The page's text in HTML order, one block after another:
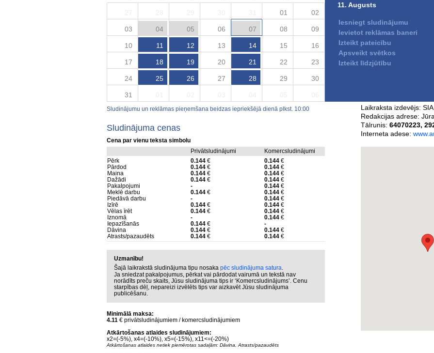
01 02
03 04 05 06 07 08 09
10 11 12 13 14 15 16
17 18 19 20 21 22 23
24 25 26 27 28 29 30
31
11. Augusts
Iesniegt sludinājumu
Ievietot reklāmas baneri
Izteikt pateicību
Apsveikt svētkos
Izteikt līdzjūtību
Sludinājumu un reklāmas pieņemšana beidzas iepriekšējā dienā plkst. 10:00
Sludinājuma cenas
Cena par vienu teksta simbolu
Privātsludinājumi
Komercsludinājumi
Pērk
0.144 € 0.144 €
Pārdod
0.144 € 0.144 €
Maina
0.144 € 0.144 €
Dažādi
0.144 € 0.144 €
Pakalpojumi
- 0.144 €
Meklē darbu
0.144 € 0.144 €
Piedāvā darbu
- 0.144 €
Izīrē
0.144 € 0.144 €
Vēlas īrēt
0.144 € 0.144 €
Iznomā
- 0.144 €
Iepazīšanās
0.144 €
-
Dāvina
0.144 € 0.144 €
Atrasts/pazaudēts
0.144 € 0.144 €
Uzmanību!
Šajā laikrakstā sludinājuma tipu nosaka pēc sludinājuma satura.
Ja sniedzat pakalpojumus, pērkat vai pārdodat vairumā un tekstā nav
norādīts preču skaits, Jūsu sludinājuma tips ir ‘Komercsludinājums’. Cenu
starpības dēļ, nepareizi izvēlēts tips var aizkavēt Jūsu sludinājuma
publicēšanu.
Minimālā maksa:
4.11 € privātsludinājumiem / komercsludinājumiem
Atkārtošanas atlaides sludinājumiem:
x2=(-5%), x4=(-10%), x5=(-15%), x11<=(-20%)
Atkārtošanas atlaides netiek piemērotas sadaļām: Dāvina, Atrasts/pazaudēts
citās tirdzniecības vietās
Laikraksta Auseklis
Auseklis - drukātā
e-Auseklis - e-
Laikraksta
Laikraksta izdevējs:
Redakcijas adrese:
Tālrunis: 64070223,
Interneta adese: